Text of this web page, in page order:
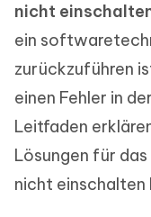
nicht
ein
zurückzuführen
einen Fehler in
Leitfaden
Lösungen für
nicht einschalten